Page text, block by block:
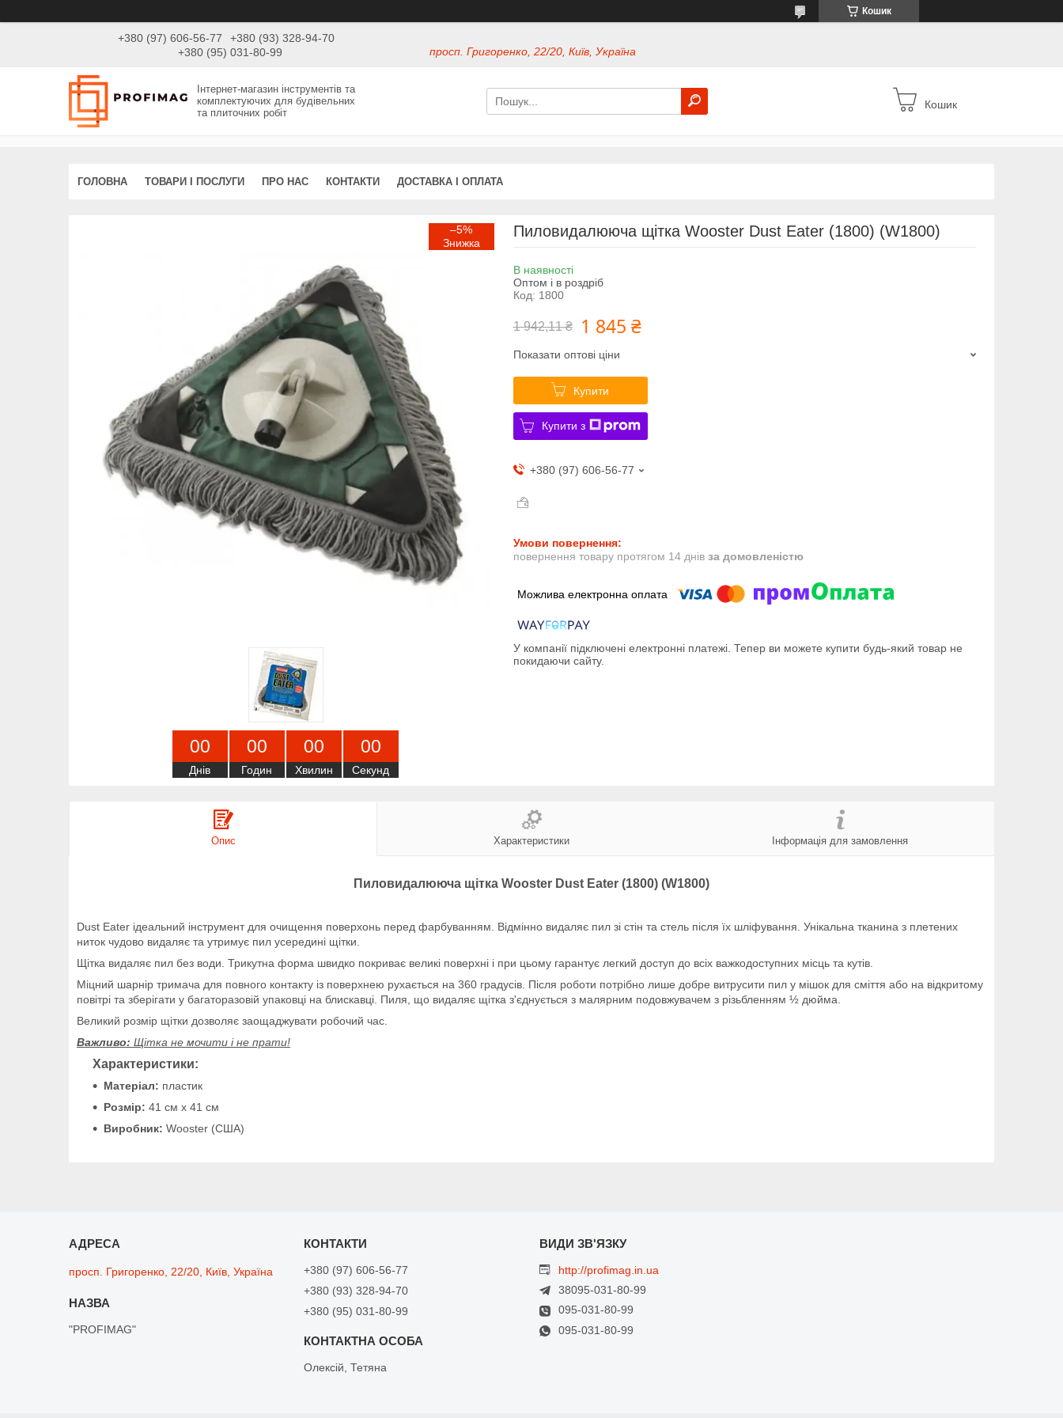
Кошик
+380 (97) 606-56-77
+380 (93) 328-94-70
+380 (95) 031-80-99
просп. Григоренко, 22/20, Київ, Україна
Інтернет-магазин інструментів та
комплектуючих для будівельних
та плиточних робіт
Кошик
ГОЛОВНА ТОВАРИ І ПОСЛУГИ ПРО НАС КОНТАКТИ ДОСТАВКА І ОПЛАТА
–5%
00
Днів
00
Годин
00
Хвилин
00
Секунд
Пиловидалююча щітка Wooster Dust Eater (1800) (W1800)
В наявності
Оптом і в роздріб
Код: 1800
1 942,11 ₴ 1 845 ₴
Показати оптові ціни
Купити
Купити з
+380 (97) 606-56-77
повернення товару протягом 14 днів за домовленістю
У компанії підключені електронні платежі. Тепер ви можете купити будь-який товар не
покидаючи сайту.
Опис Характеристики Інформація для замовлення
Пиловидалююча щітка Wooster Dust Eater (1800) (W1800)
Dust Eater ідеальний інструмент для очищення поверхонь перед фарбуванням. Відмінно видаляє пил зі стін та стель після їх шліфування. Унікальна тканина з плетених
ниток чудово видаляє та утримує пил усередині щітки.
Щітка видаляє пил без води. Трикутна форма швидко покриває великі поверхні і при цьому гарантує легкий доступ до всіх важкодоступних місць та кутів.
Міцний шарнір тримача для повного контакту із поверхнею рухається на 360 градусів. Після роботи потрібно лише добре витрусити пил у мішок для сміття або на відкритому
повітрі та зберігати у багаторазовій упаковці на блискавці. Пиля, що видаляє щітка з'єднується з малярним подовжувачем з різьбленням ½ дюйма.
Великий розмір щітки дозволяє заощаджувати робочий час.
Важливо: Щітка не мочити і не прати!
Характеристики:
Матеріал: пластик
Розмір: 41 см х 41 см
Виробник: Wooster (США)
просп. Григоренко, 22/20, Київ, Україна
"PROFIMAG"
+380 (97) 606-56-77
+380 (93) 328-94-70
+380 (95) 031-80-99
Олексій, Тетяна
http://profimag.in.ua
38095-031-80-99
095-031-80-99
095-031-80-99